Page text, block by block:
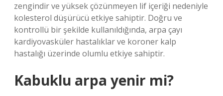
zengindir ve yüksek çözünmeyen lif içeriği nedeniyle
kolesterol düşürücü etkiye sahiptir. Doğru ve
kontrollü bir şekilde kullanıldığında, arpa çayı
kardiyovasküler hastalıklar ve koroner kalp
hastalığı üzerinde olumlu etkiye sahiptir.
Kabuklu arpa yenir mi?